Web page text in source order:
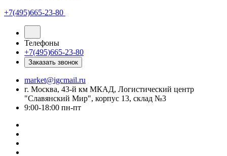
+7(495)665-23-80
Телефоны
+7(495)665-23-80
Заказать звонок
market@igcmail.ru
г. Москва, 43-й км МКАД, Логистический центр
"Славянский Мир", корпус 13, склад №3
9:00-18:00 пн-пт